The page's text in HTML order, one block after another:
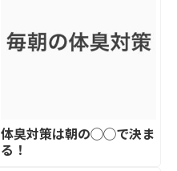
体臭対策は朝の◯◯で決ま
る！